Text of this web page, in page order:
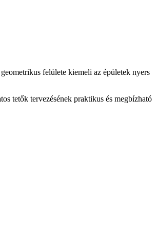
felülete kiemeli az épületek nyers
tetők tervezésének praktikus és megbízható